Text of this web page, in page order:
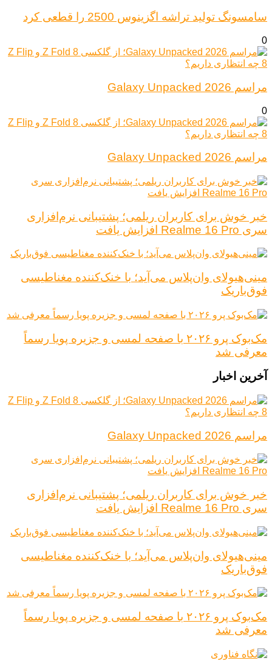
سامسونگ تولید تراشه اگزینوس 2500 را قطعی کرد
0
مراسم Galaxy Unpacked 2026
0
مراسم Galaxy Unpacked 2026
خبر خوش برای کاربران ریلمی؛ پشتیبانی نرم‌افزاری
سری Realme 16 Pro افزایش یافت
مینی‌هیولای وان‌پلاس می‌آید؛ با خنک‌کننده مغناطیسی
فوق‌باریک
مک‌بوک پرو ۲۰۲۶ با صفحه لمسی و جزیره پویا رسماً
معرفی شد
آخرین اخبار
مراسم Galaxy Unpacked 2026
خبر خوش برای کاربران ریلمی؛ پشتیبانی نرم‌افزاری
سری Realme 16 Pro افزایش یافت
مینی‌هیولای وان‌پلاس می‌آید؛ با خنک‌کننده مغناطیسی
فوق‌باریک
مک‌بوک پرو ۲۰۲۶ با صفحه لمسی و جزیره پویا رسماً
معرفی شد